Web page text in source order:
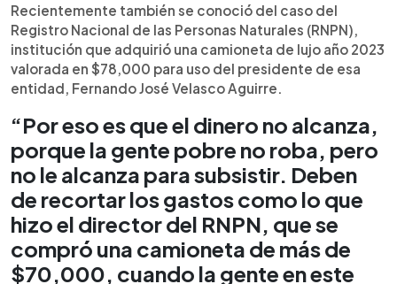
Recientemente también se conoció del caso del
Registro Nacional de las Personas Naturales (RNPN),
institución que adquirió una camioneta de lujo año 2023
valorada en $78,000 para uso del presidente de esa
entidad, Fernando José Velasco Aguirre.
“Por eso es que el dinero no alcanza,
porque la gente pobre no roba, pero
no le alcanza para subsistir. Deben
de recortar los gastos como lo que
hizo el director del RNPN, que se
compró una camioneta de más de
$70,000, cuando la gente en este